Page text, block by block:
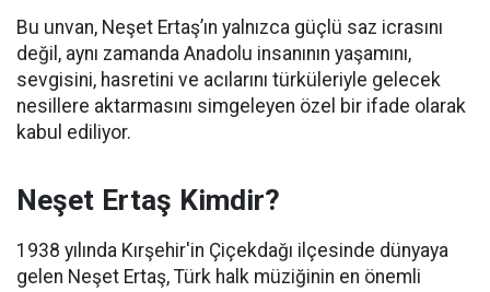
Bu unvan, Neşet Ertaş’ın yalnızca güçlü saz icrasını
değil, aynı zamanda Anadolu insanının yaşamını,
sevgisini, hasretini ve acılarını türküleriyle gelecek
nesillere aktarmasını simgeleyen özel bir ifade olarak
kabul ediliyor.
Neşet Ertaş Kimdir?
1938 yılında Kırşehir'in Çiçekdağı ilçesinde dünyaya
gelen Neşet Ertaş, Türk halk müziğinin en önemli